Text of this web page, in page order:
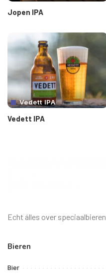
Jopen IPA
Vedett IPA
Vedett IPA
Echt álles over speciaalbieren
Bieren
Bier